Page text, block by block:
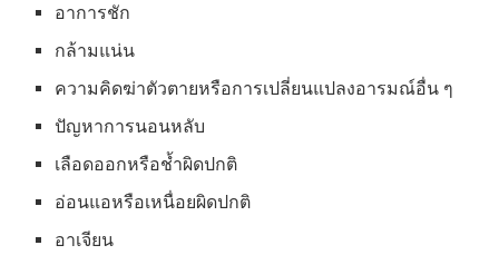
อาการชัก
กล้ามแน่น
ความคิดฆ่าตัวตายหรือการเปลี่ยนแปลงอารมณ์อื่น ๆ
ปัญหาการนอนหลับ
เลือดออกหรือช้ำผิดปกติ
อ่อนแอหรือเหนื่อยผิดปกติ
อาเจียน